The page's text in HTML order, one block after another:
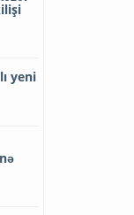
yeni